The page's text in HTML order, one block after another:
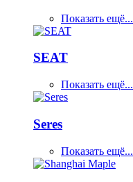
Показать ещё...
SEAT
Показать ещё...
Seres
Показать ещё...